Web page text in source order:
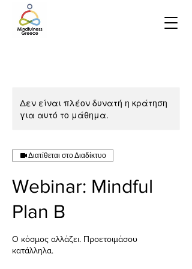
Δεν είναι πλέον δυνατή η κράτηση
για αυτό το μάθημα.
Διατίθεται στο Διαδίκτυο
Webinar: Mindful
Plan B
Ο κόσμος αλλάζει. Προετοιμάσου
κατάλληλα.